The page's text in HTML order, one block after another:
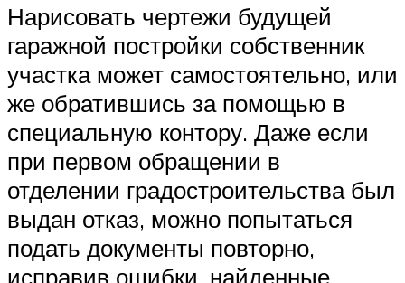
Нарисовать чертежи будущей
гаражной постройки собственник
участка может самостоятельно, или
же обратившись за помощью в
специальную контору. Даже если
при первом обращении в
отделении градостроительства был
выдан отказ, можно попытаться
подать документы повторно,
исправив ошибки, найденные